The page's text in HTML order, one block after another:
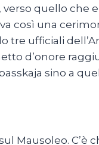
quello che
così una
tre ufficiali
d’onore
sino a
Mausoleo. C’è